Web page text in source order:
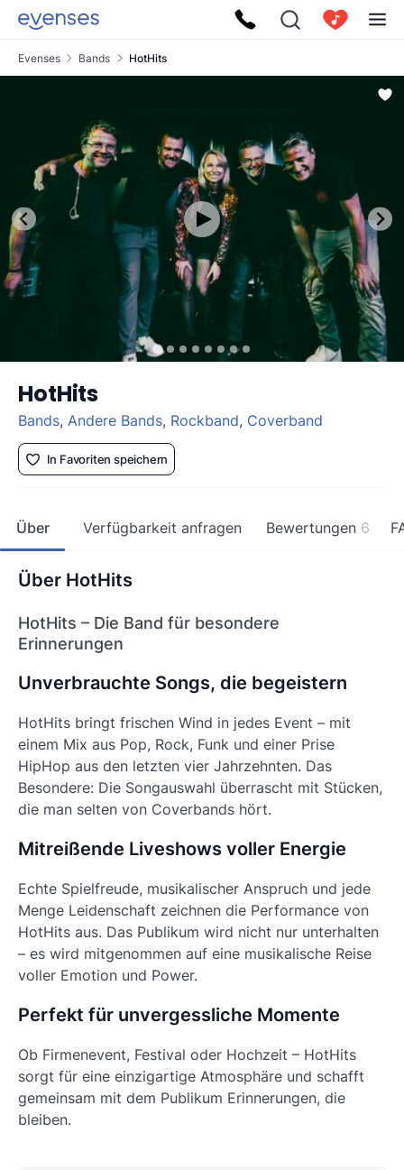
Evenses Bands HotHits
HotHits
Bands, Andere Bands, Rockband, Coverband
In Favoriten speichern
Über Verfügbarkeit anfragen Bewertungen 6
Über HotHits
HotHits – Die Band für besondere
Erinnerungen
Unverbrauchte Songs, die begeistern
HotHits bringt frischen Wind in jedes Event – mit
einem Mix aus Pop, Rock, Funk und einer Prise
HipHop aus den letzten vier Jahrzehnten. Das
Besondere: Die Songauswahl überrascht mit Stücken,
die man selten von Coverbands hört.
Mitreißende Liveshows voller Energie
Echte Spielfreude, musikalischer Anspruch und jede
Menge Leidenschaft zeichnen die Performance von
HotHits aus. Das Publikum wird nicht nur unterhalten
– es wird mitgenommen auf eine musikalische Reise
voller Emotion und Power.
Perfekt für unvergessliche Momente
Ob Firmenevent, Festival oder Hochzeit – HotHits
sorgt für eine einzigartige Atmosphäre und schafft
gemeinsam mit dem Publikum Erinnerungen, die
bleiben.